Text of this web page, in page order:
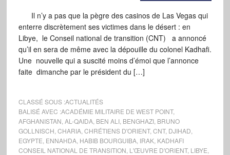
Il n’y a pas que la pègre des casinos de Las Vegas qui
enterre discrètement ses victimes dans le désert : en
Libye, le Conseil national de transition (CNT) a annoncé
qu’il en sera de même avec la dépouille du colonel Kadhafi.
Une nouvelle qui a suscité moins d’émoi que l’annonce
faite dimanche par le président du […]
CLASSÉ SOUS :ACTUALITÉS
BALISÉ AVEC :ACADÉMIE MILITAIRE DE WEST POINT,
AFGHANISTAN AL-QAIDA, BEN ALI, BENGHAZI, BRUNO
GOLLNISCH CHARIA, CHRÉTIENS D'ORIENT, CNT, DJIHAD
EGYPTE ENNAHDA, HABIB BOURGUIBA, IRAK, KADHAFI
CONSEIL NATIONAL DE TRANSITION L'ŒUVRE D'ORIENT, LIBYE